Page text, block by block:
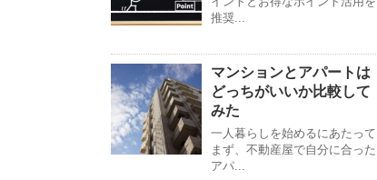
推奨...
マンションとアパートは
どっちがいいか比較して
みた
一人暮らしを始めるにあたって
まず、不動産屋で自分に合った
アパ...